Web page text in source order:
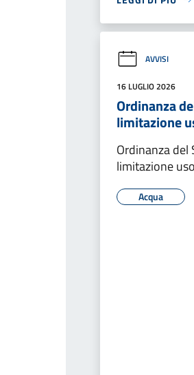
AVVISI
16 LUGLIO 2026
Ordinanza
limitazione
Ordinanza
limitazione
Acqua